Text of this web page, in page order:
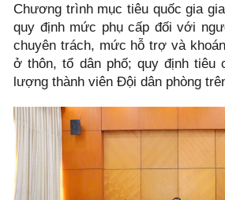
Chương trình mục tiêu quốc gia
quy định mức phụ cấp đối với
chuyên trách, mức hỗ trợ và
ở thôn, tổ dân phố; quy định tiêu
lượng thành viên Đội dân phòng